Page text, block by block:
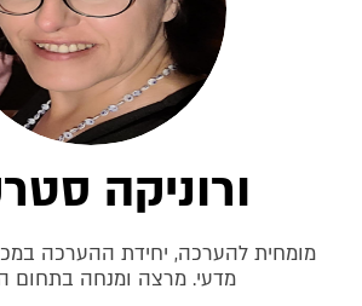
ורוניקה
מומחית להערכה, יחידת ההערכה במכון
מדעי. מרצה ומנחה בתחום